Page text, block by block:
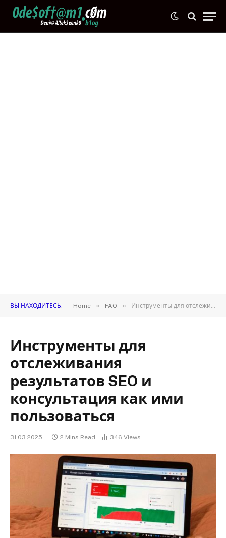
ВЫ НАХОДИТЕСЬ: Home » FAQ » Инструменты для отслеживания результатов SEO и консультация как ими пользоваться
Инструменты для
отслеживания
результатов SEO и
консультация как ими
пользоваться
31.03.2025 2 Mins Read 346 Views